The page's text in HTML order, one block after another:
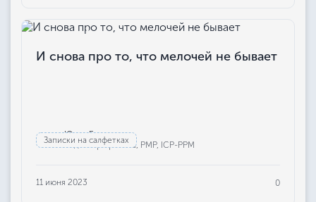
Записки на салфетках
И снова про то, что мелочей не бывает
Юлия Бажанова
Редактор проекта, РМР, ICP-PPM
11 июня 2023 0